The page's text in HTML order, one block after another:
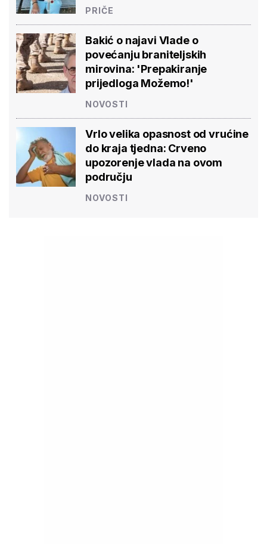
PRIČE
Bakić o najavi Vlade o
povećanju braniteljskih
mirovina: 'Prepakiranje
prijedloga Možemo!'
NOVOSTI
Vrlo velika opasnost od vrućine
do kraja tjedna: Crveno
upozorenje vlada na ovom
području
NOVOSTI